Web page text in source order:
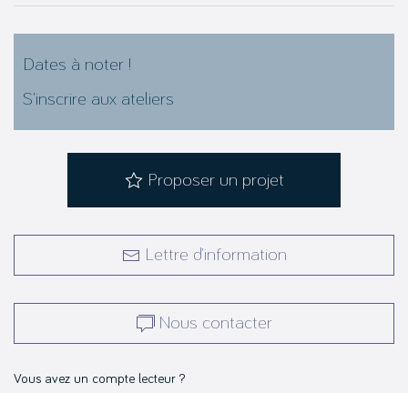
Dates à noter !
S’inscrire aux ateliers
Proposer un projet
Lettre d’information
Nous contacter
Vous avez un compte lecteur ?